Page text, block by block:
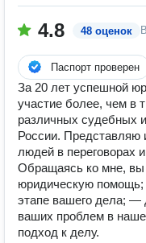
4.8 48 оценок
Паспорт проверен
За 20 лет успешной
участие более, чем в
различных судебных
России. Представляю
людей в переговорах
Обращаясь ко мне,
юридическую
этапе вашего дела;
ваших проблем в
подход к делу.